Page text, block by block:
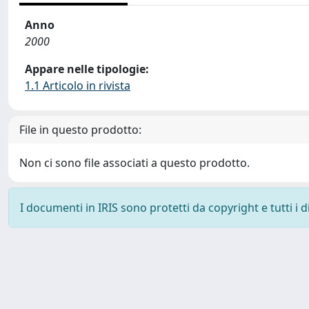
Anno
2000
Appare nelle tipologie:
1.1 Articolo in rivista
File in questo prodotto:
Non ci sono file associati a questo prodotto.
I documenti in IRIS sono protetti da copyright e tutti i